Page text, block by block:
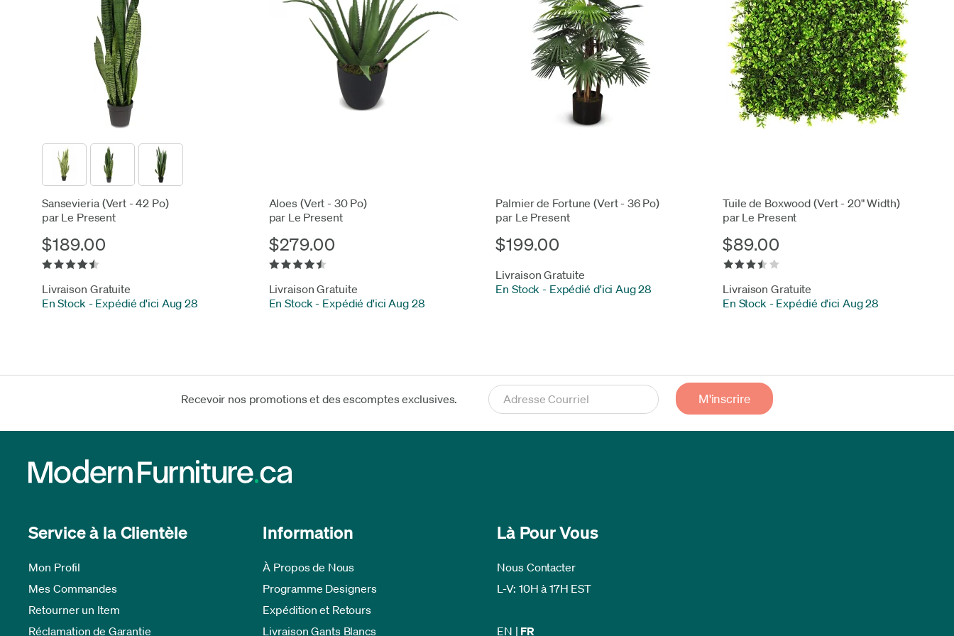
Sansevieria (Vert - 42 Po)
par Le Present
$189.00
Livraison Gratuite
En Stock - Expédié d'ici Aug 28
Aloes (Vert - 30 Po)
par Le Present
$279.00
Livraison Gratuite
En Stock - Expédié d'ici Aug 28
Palmier de Fortune (Vert - 36 Po)
par Le Present
$199.00
Livraison Gratuite
En Stock - Expédié d'ici Aug 28
Tuile de Boxwood (Vert - 20" Width)
par Le Present
$89.00
Livraison Gratuite
En Stock - Expédié d'ici Aug 28
Recevoir nos promotions et des escomptes exclusives.
Service à la Clientèle
Mon Profil
Mes Commandes
Retourner un Item
Réclamation de Garantie
Information
À Propos de Nous
Programme Designers
Expédition et Retours
Livraison Gants Blancs
Là Pour Vous
Nous Contacter
L-V: 10H à 17H EST
EN | FR